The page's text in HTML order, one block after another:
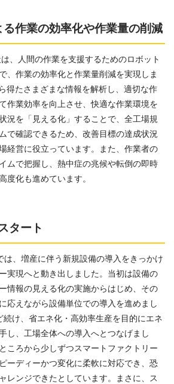
る作業の効率化や作業量の削減
、人間の作業を支援するためのロボット
、作業の効率化と作業量削減を実現しま
得たさまざまな情報を解析し、適切な作
作業効率を向上させ、快適な作業環境を
況を「見える化」することで、全工場規
で確認できるため、改善目標の達成状況
経営に役立っています。また、作業者の
ムで把握し、熱中症の兆候や転倒の即時
度化も進めています。
タート
は、増産に伴う新規設備の導入をきっかけ
実現へと動き出しました。当初は設備の
情報の見える化の実施からはじめ、その
応えながら設備単位での導入を進めまし
続け、省エネ化・高効率生産を目的にエネ
し、工場全体への導入へとつなげまし
ころから少しずつスマートファクトリー
ーディーかつ変化に柔軟に対応でき、恐
レンジできたとしています。まさに、ス